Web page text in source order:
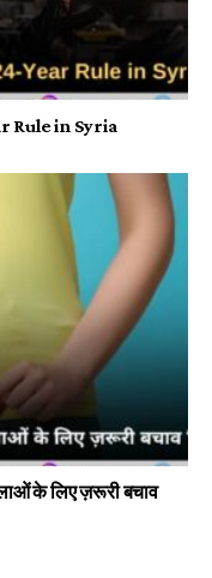
Rule in Syria
के लिए ज़रूरी बचाव